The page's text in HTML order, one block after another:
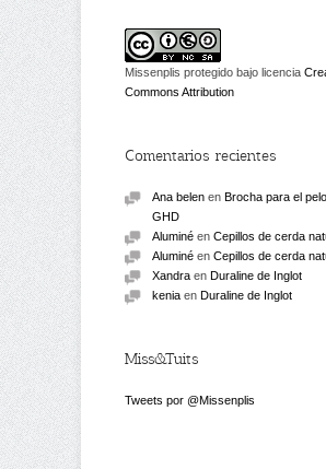
Missenplis protegido bajo licencia
Commons Attribution
Comentarios recientes
Ana belen en Brocha para el
GHD
Aluminé en Cepillos de cerda
Aluminé en Cepillos de cerda
Xandra en Duraline de Inglot
kenia en Duraline de Inglot
Miss&Tuits
Tweets por @Missenplis